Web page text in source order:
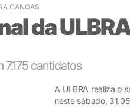
CANOAS
da
cantidatos
A ULBRA realiza o
neste sábado,